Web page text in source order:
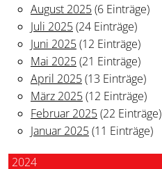
August 2025(6 Einträge)
Juli 2025(24 Einträge)
Juni 2025(12 Einträge)
Mai 2025(21 Einträge)
April 2025(13 Einträge)
März 2025(12 Einträge)
Februar 2025(22 Einträge)
Januar 2025(11 Einträge)
2024